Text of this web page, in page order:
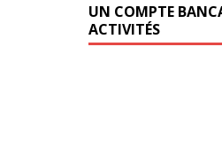
UN COMPTE
ACTIVITÉS